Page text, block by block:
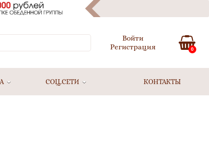
Войти
Регистрация
0
СОЦ.СЕТИ КОНТАКТЫ